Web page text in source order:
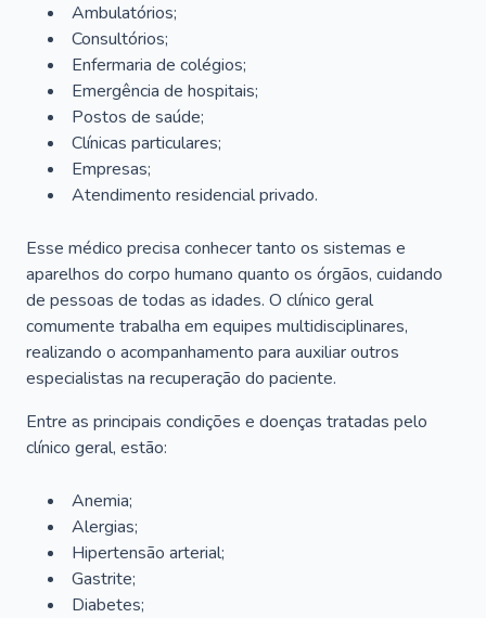
Ambulatórios;
Consultórios;
Enfermaria de colégios;
Emergência de hospitais;
Postos de saúde;
Clínicas particulares;
Empresas;
Atendimento residencial privado.
Esse médico precisa conhecer tanto os sistemas e
aparelhos do corpo humano quanto os órgãos, cuidando
de pessoas de todas as idades. O clínico geral
comumente trabalha em equipes multidisciplinares,
realizando o acompanhamento para auxiliar outros
especialistas na recuperação do paciente.
Entre as principais condições e doenças tratadas pelo
clínico geral, estão:
Anemia;
Alergias;
Hipertensão arterial;
Gastrite;
Diabetes;